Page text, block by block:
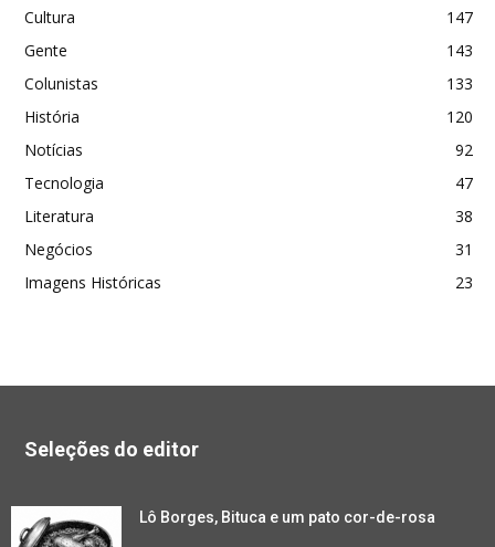
Cultura
147
Gente
143
Colunistas
133
História
120
Notícias
92
Tecnologia
47
Literatura
38
Negócios
31
Imagens Históricas
23
Seleções do editor
Lô Borges, Bituca e um pato cor-de-rosa